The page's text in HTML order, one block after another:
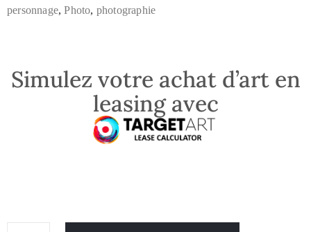
personnage,Photo, photographie
Simulez votre achat d’art en
leasing avec